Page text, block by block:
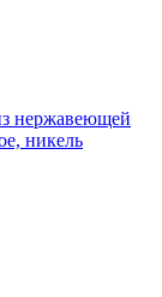
нержавеющей
никель